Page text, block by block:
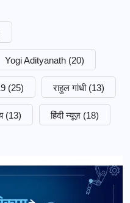
Yogi Adityanath (20)
(25) राहुल गांधी (13)
(13) हिंदी न्यूज़ (18)